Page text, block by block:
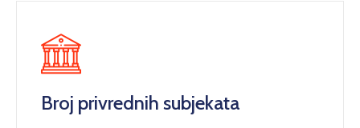
Broj privrednih subjekata